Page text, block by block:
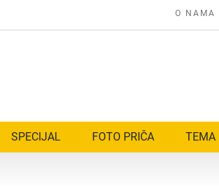
O NAMA
SPECIJAL FOTO PRIČA TEMA